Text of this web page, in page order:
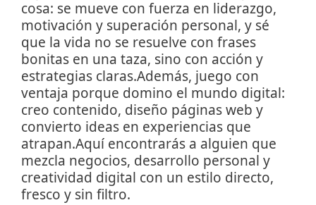
cosa: se mueve con fuerza en liderazgo,
motivación y superación personal, y sé
que la vida no se resuelve con frases
bonitas en una taza, sino con acción y
estrategias claras.Además, juego con
ventaja porque domino el mundo digital:
creo contenido, diseño páginas web y
convierto ideas en experiencias que
atrapan.Aquí encontrarás a alguien que
mezcla negocios, desarrollo personal y
creatividad digital con un estilo directo,
fresco y sin filtro.